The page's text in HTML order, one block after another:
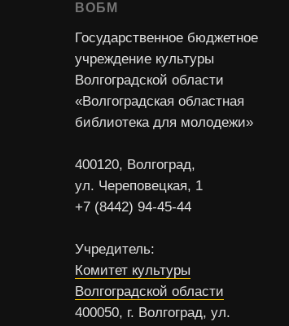
ВОБМ
Государственное бюджетное
учреждение культуры
Волгоградской области
«Волгоградская областная
библиотека для молодежи»
400120, Волгоград,
ул. Череповецкая, 1
+7 (8442) 94-45-44
Учредитель:
Комитет культуры
Волгоградской области
400050, г. Волгоград, ул.